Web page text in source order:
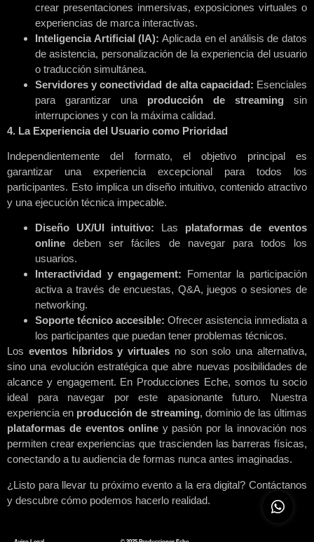
crear presentaciones inmersivas, exposiciones virtuales o
experiencias de marca interactivas.
Inteligencia Artificial (IA): Aplicada en el análisis de datos
de asistencia, personalización de la experiencia del usuario
o traducción simultánea.
Servidores y conectividad de alta capacidad: Esenciales
para garantizar una producción de streaming sin
interrupciones y con la máxima calidad.
4. La Experiencia del Usuario como Prioridad
Independientemente del formato, el objetivo principal es
garantizar una experiencia excepcional para todos los
participantes. Esto implica un diseño intuitivo, contenido atractivo
y una ejecución técnica impecable.
Diseño UX/UI intuitivo: Las plataformas de eventos
online deben ser fáciles de navegar para todos los
usuarios.
Interactividad y engagement: Fomentar la participación
activa a través de encuestas, Q&A, juegos o sesiones de
networking.
Soporte técnico accesible: Ofrecer asistencia inmediata a
los participantes que puedan tener problemas técnicos.
Los eventos híbridos y virtuales no son solo una alternativa,
sino una evolución estratégica que abre nuevas posibilidades de
alcance y engagement. En Producciones Eche, somos tu socio
ideal para navegar por este apasionante futuro. Nuestra
experiencia en producción de streaming, dominio de las últimas
plataformas de eventos onliney pasión por la innovación nos
permiten crear experiencias que trascienden las barreras físicas,
conectando a tu audiencia de formas nunca antes imaginadas.
¿Listo para llevar tu próximo evento a la era digital? Contáctanos
y descubre cómo podemos hacerlo realidad.